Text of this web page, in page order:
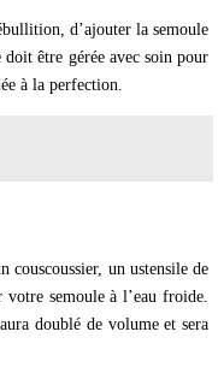
d’ajouter la semoule
être gérée avec soin pour
à la perfection.
couscoussier, un ustensile de
semoule à l’eau froide.
doublé de volume et sera